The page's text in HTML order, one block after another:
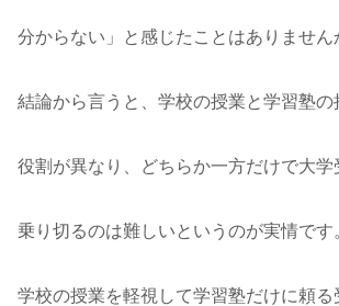
分からない」と感じたことはありません
結論から言うと、学校の授業と学習塾の
役割が異なり、どちらか一方だけで大学
乗り切るのは難しいというのが実情です
学校の授業を軽視して学習塾だけに頼る